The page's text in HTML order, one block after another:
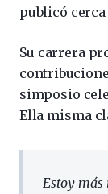
publicó
Su carrera
simposio
Ella misma
Estoy más